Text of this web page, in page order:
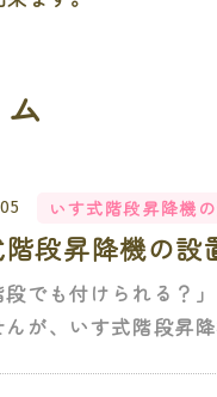
いす式階段昇降機
段昇降機の設
段でも付けられる？
んが、いす式階段昇